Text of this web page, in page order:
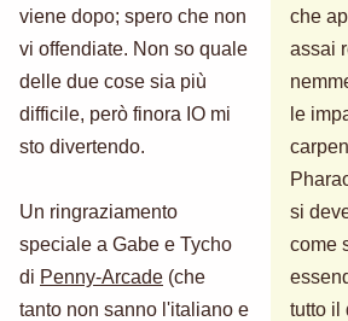
viene dopo; spero che non
vi offendiate. Non so quale
delle due cose sia più
difficile, però finora IO mi
sto divertendo.
Un ringraziamento
speciale a Gabe e Tycho
di Penny-Arcade (che
tanto non sanno l'italiano e
che
assai
le
si
come
tutto il